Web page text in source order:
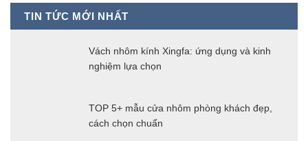
TIN TỨC MỚI NHẤT
Vách nhôm kính Xingfa: ứng dụng và kinh
nghiệm lựa chọn
TOP 5+ mẫu cửa nhôm phòng khách đẹp,
cách chọn chuẩn